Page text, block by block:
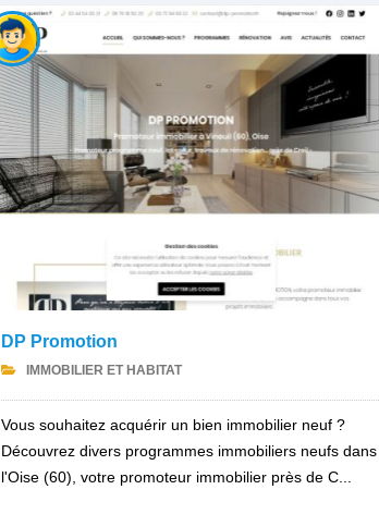
DP Promotion
IMMOBILIER ET HABITAT
Vous souhaitez acquérir un bien immobilier neuf ?
Découvrez divers programmes immobiliers neufs dans
l'Oise (60), votre promoteur immobilier près de C...